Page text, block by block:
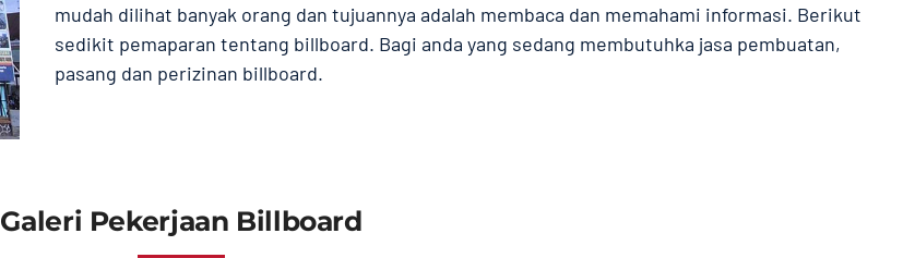
mudah dilihat banyak orang dan tujuannya adalah membaca dan memahami informasi. Berikut
sedikit pemaparan tentang billboard. Bagi anda yang sedang membutuhka jasa pembuatan,
pasang dan perizinan billboard.
Galeri Pekerjaan Billboard